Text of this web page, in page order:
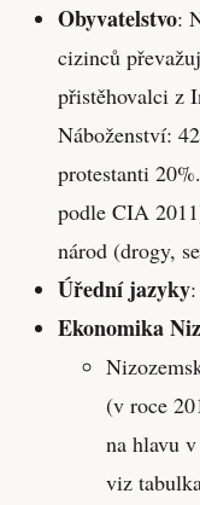
Obyvatelstvo:
cizinců
přistěhovalci z
Náboženství:
protestanti
podle CIA
národ (drogy,
Úřední jazyky
Ekonomika
(v roce
na hlavu
viz